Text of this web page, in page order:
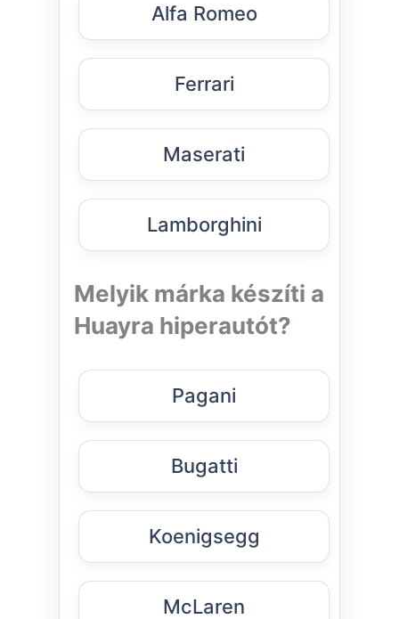
Alfa Romeo
Ferrari
Maserati
Lamborghini
Melyik márka készíti a
Huayra hiperautót?
Pagani
Bugatti
Koenigsegg
McLaren